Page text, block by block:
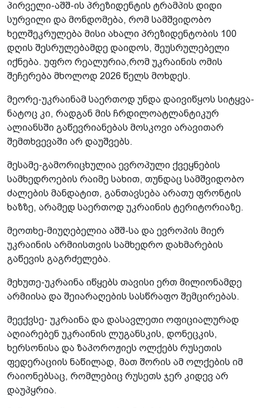
პირველი-აშშ-ის პრეზიდენტის ტრამპის დიდი
სურვილი და მონდომება, რომ სამშვიდობო
ხელშეკრულება მისი ახალი პრეზიდენტობის 100
დღის შესრულებამდე დაიდოს, შეუსრულებელი
იქნება. უფრო რეალურია,რომ უკრაინის ომის
შეჩერება მხოლოდ 2026 წელს მოხდეს.
მეორე-უკრაინამ საერთოდ უნდა დაივიწყოს სიტყვა-
ნატოც კი, რადგან მის ჩრდილოატლანტიკურ
ალიანსში გაწევრიანებას მოსკოვი არავითარ
შემთხვევაში არ დაუშვებს.
მესამე-გამორიცხულია ევროპული ქვეყნების
სამხედროების რაიმე სახით, თუნდაც სამშვიდობო
ძალების მანდატით, განთავსება არათუ ფრონტის
ხაზზე, არამედ საერთოდ უკრაინის ტერიტორიაზე.
მეოთხე-მიუღებელია აშშ-სა და ევროპის მიერ
უკრაინის არმიისთვის სამხედრო დახმარების
გაწევის გაგრძელება.
მეხუთე-უკრაინა იწყებს თავისი ერთ მილიონამდე
არმიისა და შეიარაღების სასწრაფო შემცირებას.
მეექვსე- უკრაინა და დასავლეთი ოფიციალურად
აღიარებენ უკრაინის ლუგანსკის, დონეცკის,
ხერსონისა და ზაპოროჟიეს ოლქებს რუსეთის
ფედერაციის ნაწილად, მათ შორის ამ ოლქების იმ
რაიონებსაც, რომლებიც რუსეთს ჯერ კიდევ არ
დაუპყრია.